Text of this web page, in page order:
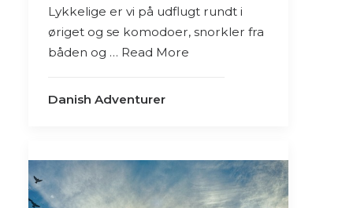
Lykkelige er vi på udflugt rundt i
øriget og se komodoer, snorkler fra
båden og … Read More
Danish Adventurer